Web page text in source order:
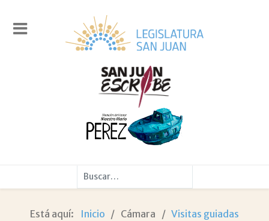
Buscar
Está aquí: Inicio Cámara
Visitas guiadas